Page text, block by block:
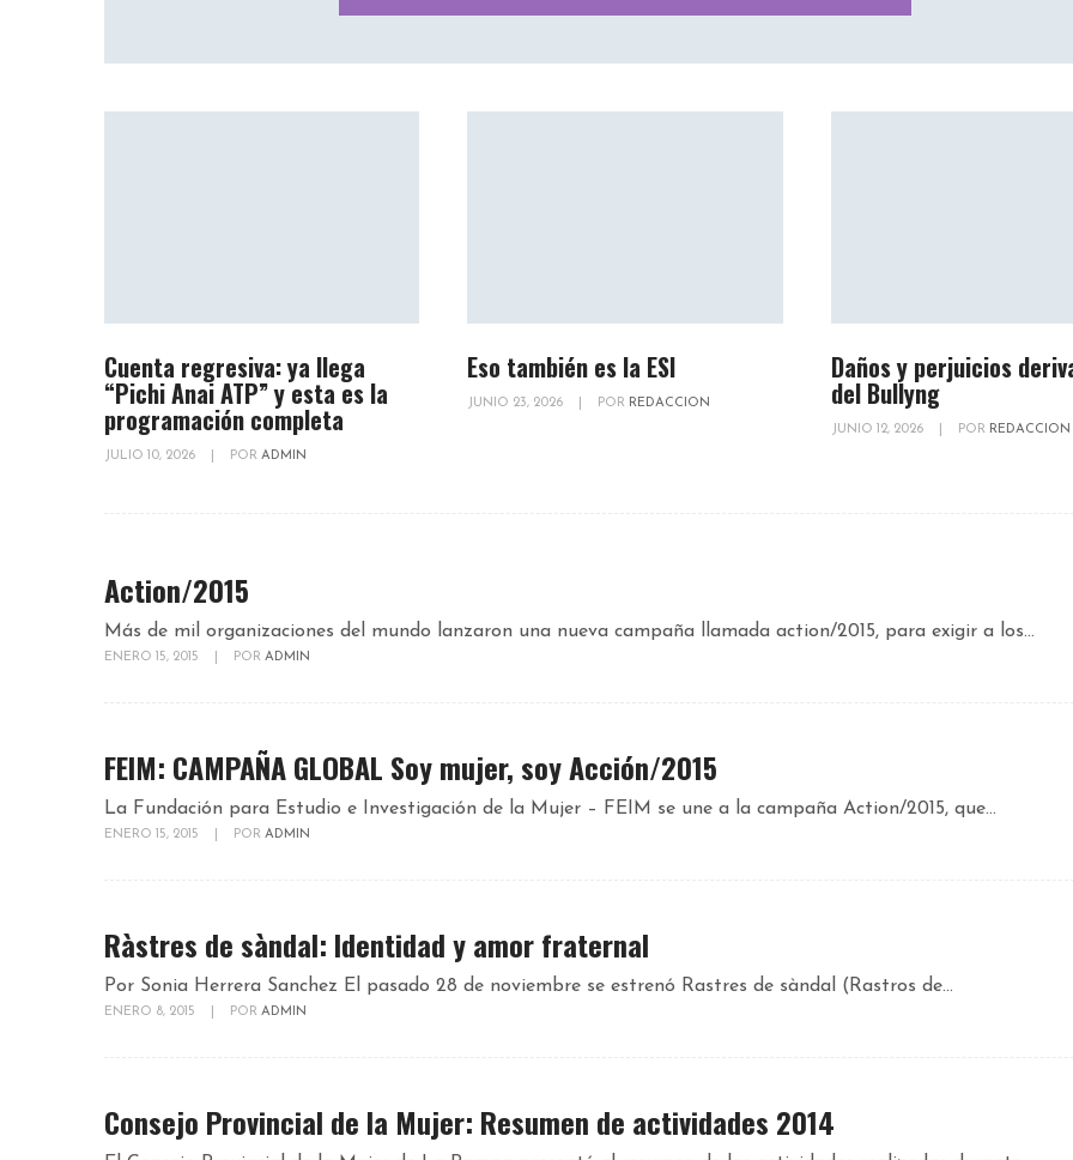
Cuenta regresiva: ya llega
“Pichi Anai ATP” y esta es la
programación completa
JULIO 10, 2026 POR ADMIN
Eso también es la ESI
JUNIO 23, 2026 POR REDACCION
Daños y perjuicios
del Bullyng
JUNIO 12, 2026 POR REDACCION
Action/2015
Más de mil organizaciones del mundo lanzaron una nueva campaña llamada action/2015, para exigir a los...
ENERO 15, 2015 POR ADMIN
FEIM: CAMPAÑA GLOBAL Soy mujer, soy Acción/2015
La Fundación para Estudio e Investigación de la Mujer – FEIM se une a la campaña Action/2015, que...
ENERO 15, 2015 POR ADMIN
Ràstres de sàndal: Identidad y amor fraternal
Por Sonia Herrera Sanchez El pasado 28 de noviembre se estrenó Rastres de sàndal (Rastros de...
ENERO 8, 2015 POR ADMIN
Consejo Provincial de la Mujer: Resumen de actividades 2014